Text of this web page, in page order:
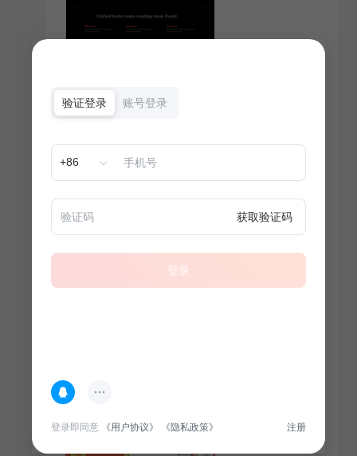
热门专题
验证登录 账号登录
+86
获取验证码
登录
登录即同意 《用户协议》 《隐私政策》 注册